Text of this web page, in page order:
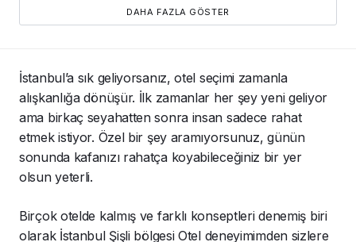
DAHA FAZLA GÖSTER
İstanbul’a sık geliyorsanız, otel seçimi zamanla
alışkanlığa dönüşür. İlk zamanlar her şey yeni geliyor
ama birkaç seyahatten sonra insan sadece rahat
etmek istiyor. Özel bir şey aramıyorsunuz, günün
sonunda kafanızı rahatça koyabileceğiniz bir yer
olsun yeterli.
Birçok otelde kalmış ve farklı konseptleri denemiş biri
olarak İstanbul Şişli bölgesi Otel deneyimimden sizlere